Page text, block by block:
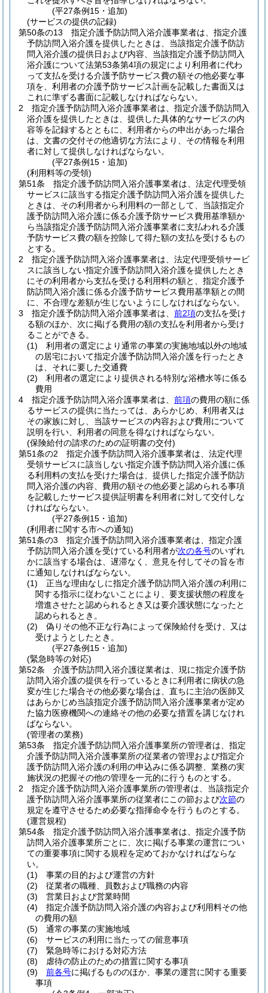
(平27条例15・追加)
(サービスの提供の記録)
第50条の13
指定介護予防訪問入浴介護事業者は、指定介護
予防訪問入浴介護を提供したときは、当該指定介護予防訪
問入浴介護の提供日および内容、当該指定介護予防訪問入
浴介護について法第53条第4項の規定により利用者に代わ
って支払を受ける介護予防サービス費の額その他必要な事
項を、利用者の介護予防サービス計画を記載した書面又は
これに準ずる書面に記載しなければならない。
2
指定介護予防訪問入浴介護事業者は、指定介護予防訪問入
浴介護を提供したときは、提供した具体的なサービスの内
容等を記録するとともに、利用者からの申出があった場合
は、文書の交付その他適切な方法により、その情報を利用
者に対して提供しなければならない。
(平27条例15・追加)
(利用料等の受領)
第51条
指定介護予防訪問入浴介護事業者は、法定代理受領
サービスに該当する指定介護予防訪問入浴介護を提供した
ときは、その利用者から利用料の一部として、当該指定介
護予防訪問入浴介護に係る介護予防サービス費用基準額か
ら当該指定介護予防訪問入浴介護事業者に支払われる介護
予防サービス費の額を控除して得た額の支払を受けるもの
とする。
2
指定介護予防訪問入浴介護事業者は、法定代理受領サービ
スに該当しない指定介護予防訪問入浴介護を提供したとき
にその利用者から支払を受ける利用料の額と、指定介護予
防訪問入浴介護に係る介護予防サービス費用基準額との間
に、不合理な差額が生じないようにしなければならない。
3
指定介護予防訪問入浴介護事業者は、 前2項の支払を受け
る額のほか、次に掲げる費用の額の支払を利用者から受け
ることができる。
(1)
利用者の選定により通常の事業の実施地域以外の地域
の居宅において指定介護予防訪問入浴介護を行ったとき
は、それに要した交通費
(2)
利用者の選定により提供される特別な浴槽水等に係る
費用
4
指定介護予防訪問入浴介護事業者は、 前項の費用の額に係
るサービスの提供に当たっては、あらかじめ、利用者又は
その家族に対し、当該サービスの内容および費用について
説明を行い、利用者の同意を得なければならない。
(保険給付の請求のための証明書の交付)
第51条の2
指定介護予防訪問入浴介護事業者は、法定代理
受領サービスに該当しない指定介護予防訪問入浴介護に係
る利用料の支払を受けた場合は、提供した指定介護予防訪
問入浴介護の内容、費用の額その他必要と認められる事項
を記載したサービス提供証明書を利用者に対して交付しな
ければならない。
(平27条例15・追加)
(利用者に関する市への通知)
第51条の3
指定介護予防訪問入浴介護事業者は、指定介護
予防訪問入浴介護を受けている利用者が次の各号のいずれ
かに該当する場合は、遅滞なく、意見を付してその旨を市
に通知しなければならない。
(1)
正当な理由なしに指定介護予防訪問入浴介護の利用に
関する指示に従わないことにより、要支援状態の程度を
増進させたと認められるとき又は要介護状態になったと
認められるとき。
(2)
偽りその他不正な行為によって保険給付を受け、又は
受けようとしたとき。
(平27条例15・追加)
(緊急時等の対応)
第52条
介護予防訪問入浴介護従業者は、現に指定介護予防
訪問入浴介護の提供を行っているときに利用者に病状の急
変が生じた場合その他必要な場合は、直ちに主治の医師又
はあらかじめ当該指定介護予防訪問入浴介護事業者が定め
た協力医療機関への連絡その他の必要な措置を講じなけれ
ばならない。
(管理者の業務)
第53条
指定介護予防訪問入浴介護事業所の管理者は、指定
介護予防訪問入浴介護事業所の従業者の管理および指定介
護予防訪問入浴介護の利用の申込みに係る調整、業務の実
施状況の把握その他の管理を一元的に行うものとする。
2
指定介護予防訪問入浴介護事業所の管理者は、当該指定介
護予防訪問入浴介護事業所の従業者にこの節および次節の
規定を遵守させるため必要な指揮命令を行うものとする。
(運営規程)
第54条
指定介護予防訪問入浴介護事業者は、指定介護予防
訪問入浴介護事業所ごとに、次に掲げる事業の運営につい
ての重要事項に関する規程を定めておかなければならな
い。
(1)
事業の目的および運営の方針
(2)
従業者の職種、員数および職務の内容
(3)
営業日および営業時間
(4)
指定介護予防訪問入浴介護の内容および利用料その他
の費用の額
(5)
通常の事業の実施地域
(6)
サービスの利用に当たっての留意事項
(7)
緊急時等における対応方法
(8)
虐待の防止のための措置に関する事項
(9)
前各号に掲げるもののほか、事業の運営に関する重要
事項